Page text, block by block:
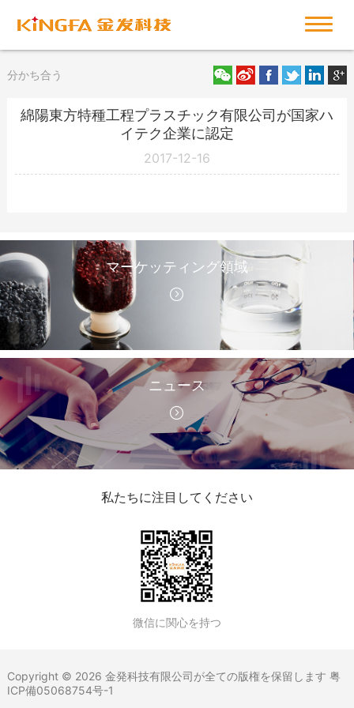
分かち合う
綿陽東方特種工程プラスチック有限公司が国家ハ
イテク企業に認定
2017-12-16
マーケッティング領域
ニュース
私たちに注目してください
微信に関心を持つ
Copyright © 2026 金発科技有限公司が全ての版権を保留します 粤
ICP備05068754号-1